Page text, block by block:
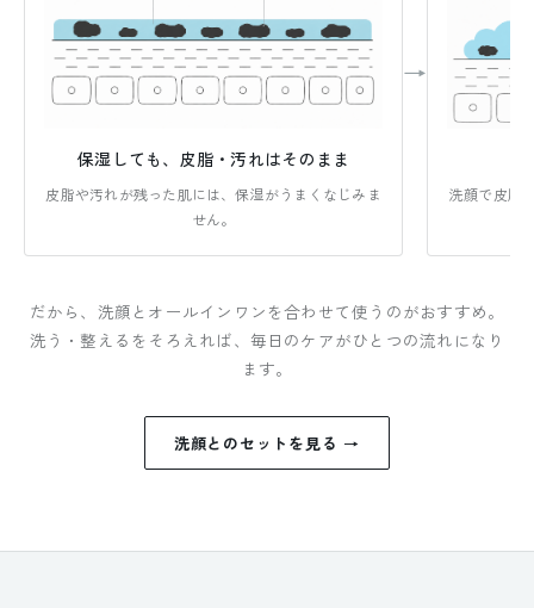
保湿しても、皮脂・汚れはそのまま
皮脂や汚れが残った肌には、保湿がうまくなじみま
せん。
→
洗顔で皮脂
だから、洗顔とオールインワンを合わせて使うのがおすすめ。
洗う・整えるをそろえれば、毎日のケアがひとつの流れになり
ます。
洗顔とのセットを見る →